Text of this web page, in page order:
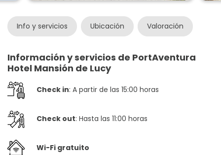
Info y servicios Ubicación Valoración
Información y servicios de PortAventura
Hotel Mansión de Lucy
Check in: A partir de las 15:00 horas
Check out: Hasta las 11:00 horas
Wi-Fi gratuito